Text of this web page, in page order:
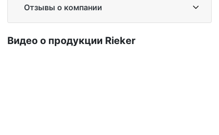
Отзывы о компании
Ви­део о про­дук­ции Ri­eker